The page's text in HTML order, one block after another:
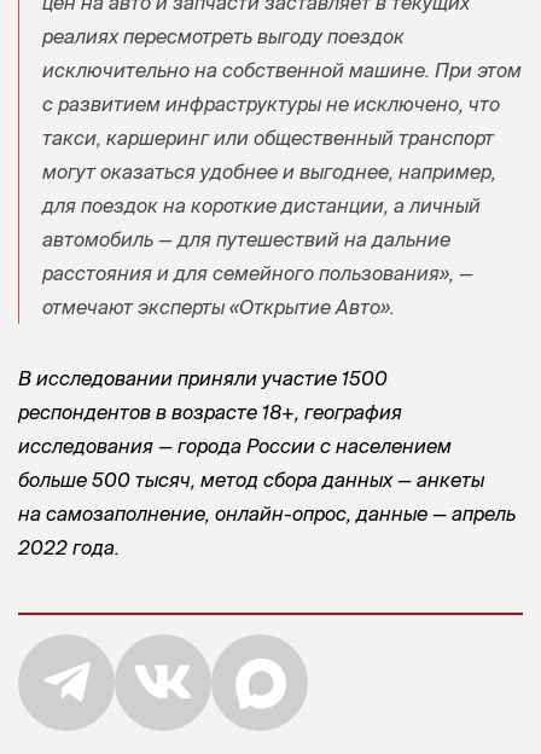
реалиях пересмотреть выгоду поездок
исключительно на собственной машине. При этом
с развитием инфраструктуры не исключено, что
такси, каршеринг или общественный транспорт
могут оказаться удобнее и выгоднее, например,
для поездок на короткие дистанции, а личный
автомобиль — для путешествий на дальние
расстояния и для семейного пользования», —
отмечают эксперты «Открытие Авто».
В исследовании приняли участие 1500
респондентов в возрасте 18+, география
исследования — города России с населением
больше 500 тысяч, метод сбора данных — анкеты
на самозаполнение, онлайн-опрос, данные — апрель
2022 года.